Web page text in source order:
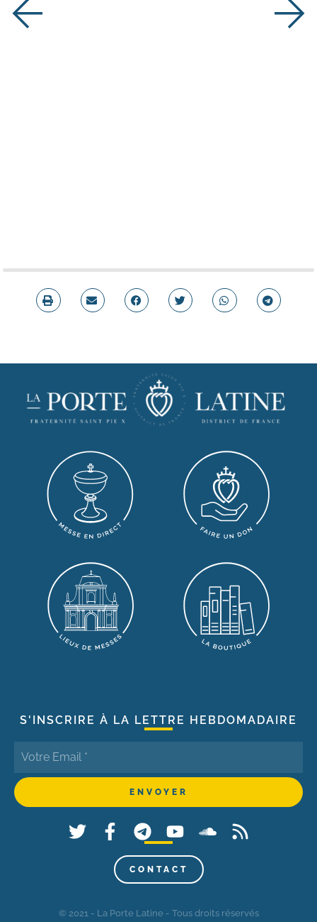
S'INSCRIRE À LA LETTRE HEBDOMADAIRE
CONTACT
© 2021 - La Porte Latine - Tous droits réservés